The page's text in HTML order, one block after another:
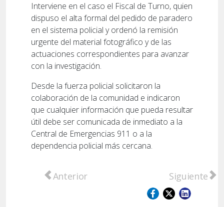
Interviene en el caso el Fiscal de Turno, quien
dispuso el alta formal del pedido de paradero
en el sistema policial y ordenó la remisión
urgente del material fotográfico y de las
actuaciones correspondientes para avanzar
con la investigación.
Desde la fuerza policial solicitaron la
colaboración de la comunidad e indicaron
que cualquier información que pueda resultar
útil debe ser comunicada de inmediato a la
Central de Emergencias 911 o a la
dependencia policial más cercana.
Artículo anterior: San Lorenzo: activaron
Anterior Artículo
Siguiente